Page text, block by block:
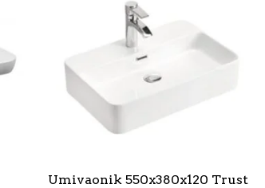
Umivaonik 550x380x120 Trust